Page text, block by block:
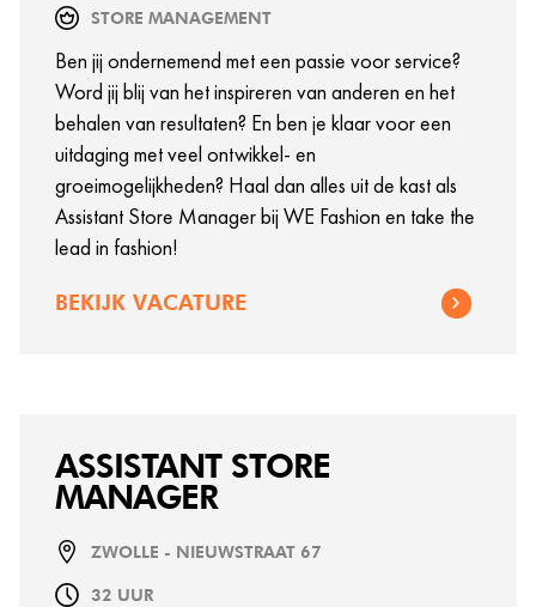
STORE MANAGEMENT
Ben jij ondernemend met een passie voor service?
Word jij blij van het inspireren van anderen en het
behalen van resultaten? En ben je klaar voor een
uitdaging met veel ontwikkel- en
groeimogelijkheden? Haal dan alles uit de kast als
Assistant Store Manager bij WE Fashion en take the
lead in fashion!
BEKIJK VACATURE
ASSISTANT STORE
MANAGER
ZWOLLE - NIEUWSTRAAT 67
32 UUR